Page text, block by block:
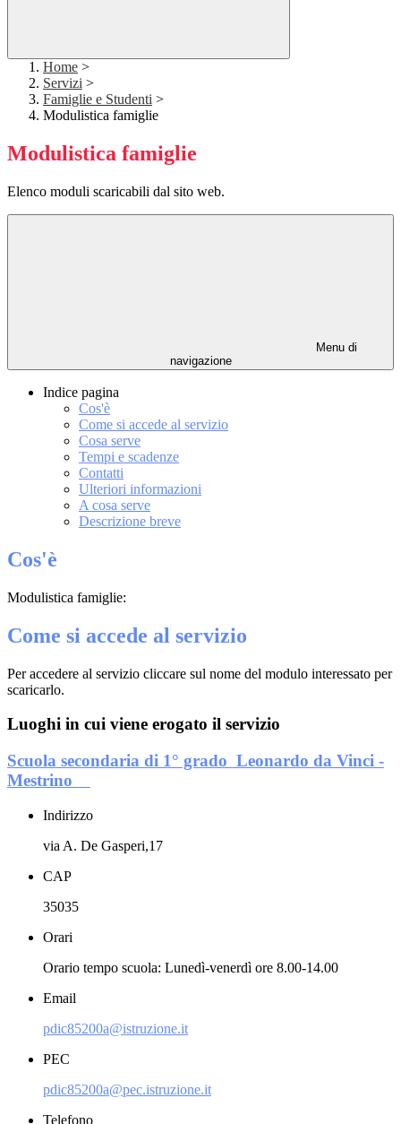
Home >
Servizi >
Famiglie e Studenti >
Modulistica famiglie
Modulistica famiglie
Elenco moduli scaricabili dal sito web.
Menu di
navigazione
Indice pagina
Cos'è
Come si accede al servizio
Cosa serve
Tempi e scadenze
Contatti
Ulteriori informazioni
A cosa serve
Descrizione breve
Cos'è
Modulistica famiglie:
Come si accede al servizio
Per accedere al servizio cliccare sul nome del modulo interessato per
scaricarlo.
Luoghi in cui viene erogato il servizio
Scuola secondaria di 1° grado Leonardo da Vinci -
Mestrino
Indirizzo
via A. De Gasperi,17
CAP
35035
Orari
Orario tempo scuola: Lunedì-venerdì ore 8.00-14.00
Email
pdic85200a@istruzione.it
PEC
pdic85200a@pec.istruzione.it
Telefono